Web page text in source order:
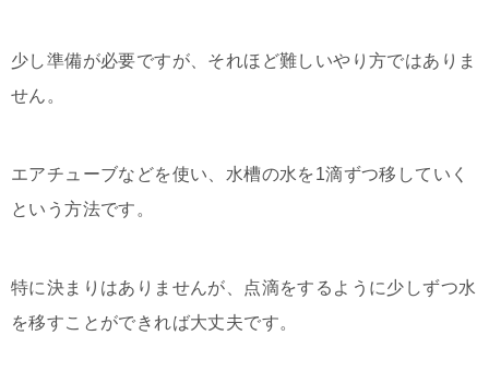
少し準備が必要ですが、それほど難しいやり方ではありま
せん。
エアチューブなどを使い、水槽の水を1滴ずつ移していく
という方法です。
特に決まりはありませんが、点滴をするように少しずつ水
を移すことができれば大丈夫です。